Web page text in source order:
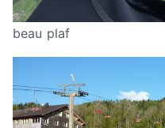
beau plaf